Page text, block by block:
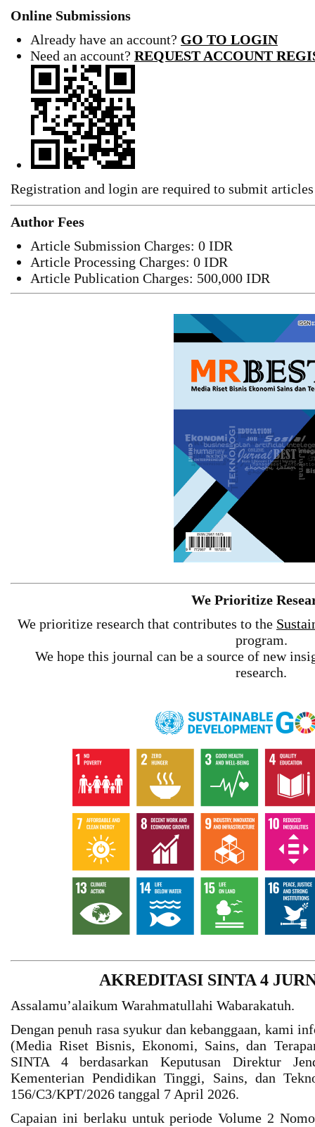
Online Submissions
Already have an account? GO TO LOGIN
Need an account? REQUEST ACCOUNT
Registration and login are required to submit
Author Fees
Article Submission Charges: 0 IDR
Article Processing Charges: 0 IDR
Article Publication Charges: 500,000 IDR
We Prioritize
We prioritize research that contributes to the
program.
We hope this journal can be a source of new
research.
AKREDITASI SINTA 4
Assalamu’alaikum Warahmatullahi Wabarakatuh.
Dengan penuh rasa syukur dan kebanggaan, kami
(Media Riset Bisnis, Ekonomi, Sains, dan
SINTA 4 berdasarkan Keputusan Direktur
Kementerian Pendidikan Tinggi, Sains, dan
156/C3/KPT/2026 tanggal 7 April 2026.
Capaian ini berlaku untuk periode Volume 2